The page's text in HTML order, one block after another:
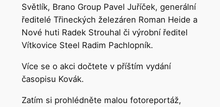
Světlík, Brano Group Pavel Juříček, generální
ředitelé Třineckých železáren Roman Heide a
Nové huti Radek Strouhal či výrobní ředitel
Vítkovice Steel Radim Pachlopník.
Více se o akci dočtete v příštím vydání
časopisu Kovák.
Zatím si prohlédněte malou fotoreportáž,